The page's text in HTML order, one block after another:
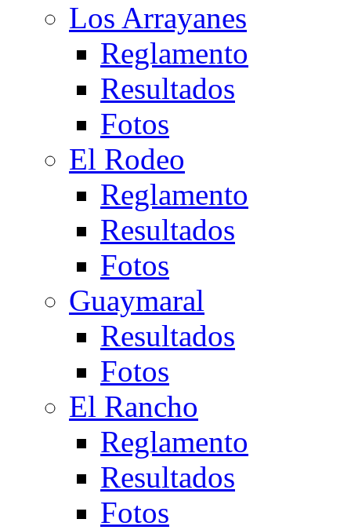
Los Arrayanes
Reglamento
Resultados
Fotos
El Rodeo
Reglamento
Resultados
Fotos
Guaymaral
Resultados
Fotos
El Rancho
Reglamento
Resultados
Fotos